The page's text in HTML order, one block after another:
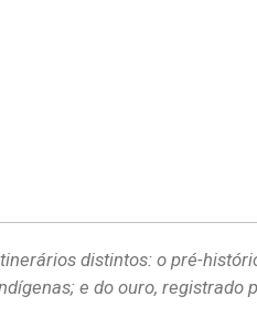
distintos: o pré-
e do ouro, registrado